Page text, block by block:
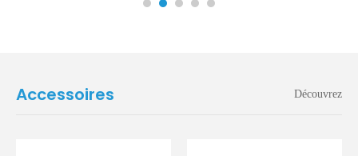
Accessoires Découvrez